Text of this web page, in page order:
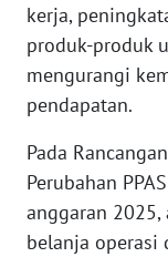
kerja,
produk-produk
mengurangi
pendapatan.
Pada
Perubahan
anggaran
belanja operasi
WN
SULBAR
WN
SUMBAR